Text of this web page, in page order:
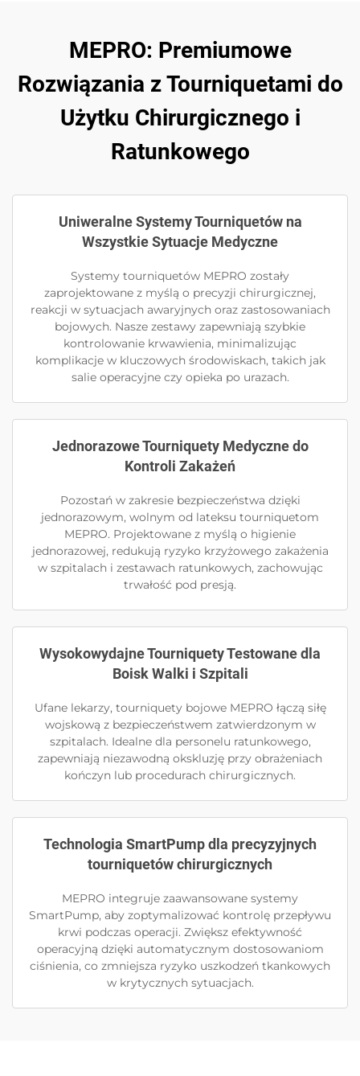
MEPRO: Premiumowe
Rozwiązania z Tourniquetami do
Użytku Chirurgicznego i
Ratunkowego
Uniweralne Systemy Tourniquetów na
Wszystkie Sytuacje Medyczne
Systemy tourniquetów MEPRO zostały
zaprojektowane z myślą o precyzji chirurgicznej,
reakcji w sytuacjach awaryjnych oraz zastosowaniach
bojowych. Nasze zestawy zapewniają szybkie
kontrolowanie krwawienia, minimalizując
komplikacje w kluczowych środowiskach, takich jak
salie operacyjne czy opieka po urazach.
Jednorazowe Tourniquety Medyczne do
Kontroli Zakażeń
Pozostań w zakresie bezpieczeństwa dzięki
jednorazowym, wolnym od lateksu tourniquetom
MEPRO. Projektowane z myślą o higienie
jednorazowej, redukują ryzyko krzyżowego zakażenia
w szpitalach i zestawach ratunkowych, zachowując
trwałość pod presją.
Wysokowydajne Tourniquety Testowane dla
Boisk Walki i Szpitali
Ufane lekarzy, tourniquety bojowe MEPRO łączą siłę
wojskową z bezpieczeństwem zatwierdzonym w
szpitalach. Idealne dla personelu ratunkowego,
zapewniają niezawodną okskluzję przy obrażeniach
kończyn lub procedurach chirurgicznych.
Technologia SmartPump dla precyzyjnych
tourniquetów chirurgicznych
MEPRO integruje zaawansowane systemy
SmartPump, aby zoptymalizować kontrolę przepływu
krwi podczas operacji. Zwiększ efektywność
operacyjną dzięki automatycznym dostosowaniom
ciśnienia, co zmniejsza ryzyko uszkodzeń tkankowych
w krytycznych sytuacjach.